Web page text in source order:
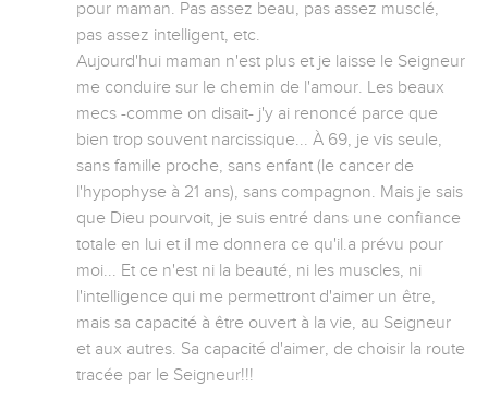
pour maman. Pas assez beau, pas assez musclé,
pas assez intelligent, etc.
Aujourd'hui maman n'est plus et je laisse le Seigneur
me conduire sur le chemin de l'amour. Les beaux
mecs -comme on disait- j'y ai renoncé parce que
bien trop souvent narcissique... À 69, je vis seule,
sans famille proche, sans enfant (le cancer de
l'hypophyse à 21 ans), sans compagnon. Mais je sais
que Dieu pourvoit, je suis entré dans une confiance
totale en lui et il me donnera ce qu'il.a prévu pour
moi... Et ce n'est ni la beauté, ni les muscles, ni
l'intelligence qui me permettront d'aimer un être,
mais sa capacité à être ouvert à la vie, au Seigneur
et aux autres. Sa capacité d'aimer, de choisir la route
tracée par le Seigneur!!!